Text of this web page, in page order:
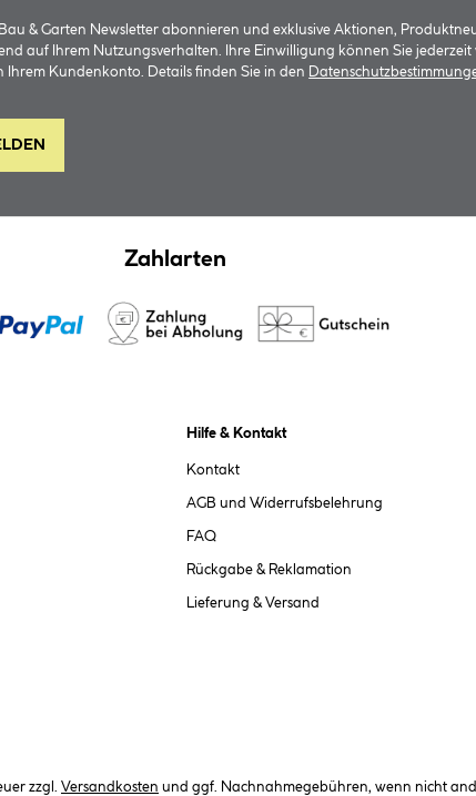
& Garten Newsletter abonnieren und exklusive Aktionen,
auf Ihrem Nutzungsverhalten. Ihre Einwilligung können Sie
Ihrem Kundenkonto. Details finden Sie in den
Zahlarten
Hilfe & Kontakt
Kontakt
AGB und Widerrufsbelehrung
FAQ
Rückgabe & Reklamation
Lieferung & Versand
zzgl. Versandkosten und ggf. Nachnahmegebühren, wenn nicht